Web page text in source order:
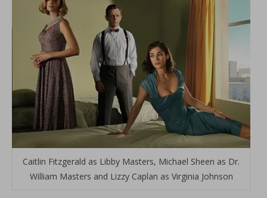
Caitlin Fitzgerald as Libby Masters, Michael Sheen as Dr.
William Masters and Lizzy Caplan as Virginia Johnson